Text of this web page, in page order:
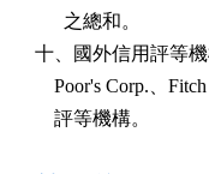
      之總和。
十、國外信用評等機
Poor's Corp.、
    評等機構。